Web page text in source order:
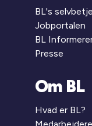
BL's
Jobportalen
BL
Presse
Om BL
Hvad er BL?
Medarbejdere